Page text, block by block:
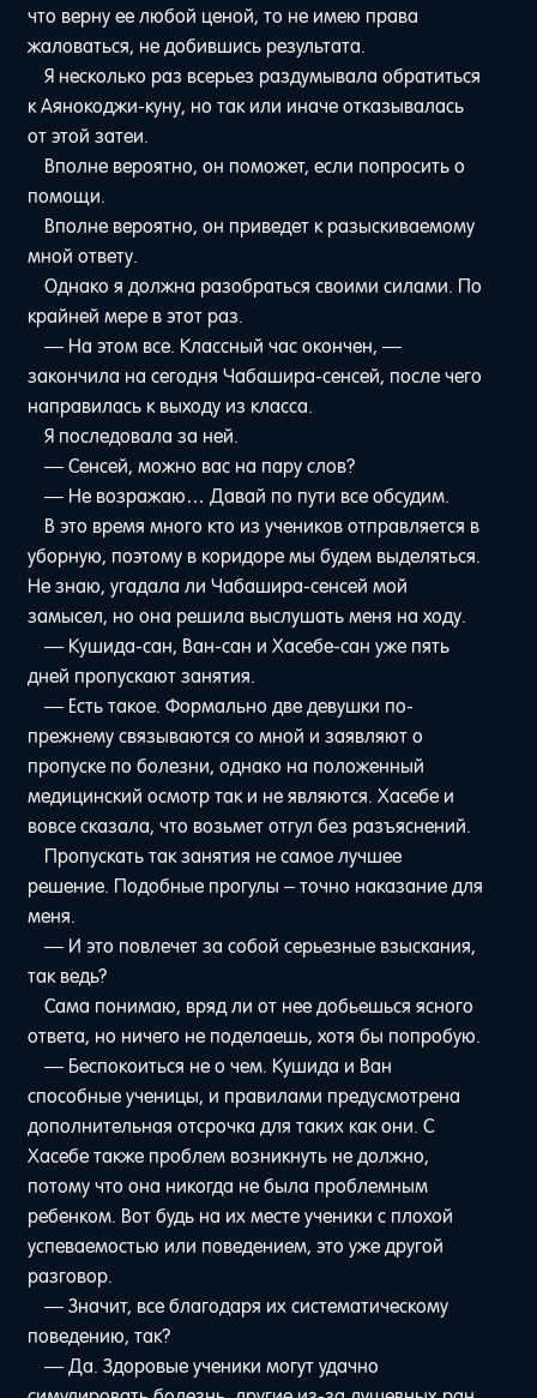
что верну ее любой ценой, то не имею права
жаловаться, не добившись результата.
Я несколько раз всерьез раздумывала обратиться
к Аянокоджи-куну, но так или иначе отказывалась
от этой затеи.
Вполне вероятно, он поможет, если попросить о
помощи.
Вполне вероятно, он приведет к разыскиваемому
мной ответу.
Однако я должна разобраться своими силами. По
крайней мере в этот раз.
— На этом все. Классный час окончен, —
закончила на сегодня Чабашира-сенсей, после чего
направилась к выходу из класса.
Я последовала за ней.
— Сенсей, можно вас на пару слов?
— Не возражаю… Давай по пути все обсудим.
В это время много кто из учеников отправляется в
уборную, поэтому в коридоре мы будем выделяться.
Не знаю, угадала ли Чабашира-сенсей мой
замысел, но она решила выслушать меня на ходу.
— Кушида-сан, Ван-сан и Хасебе-сан уже пять
дней пропускают занятия.
— Есть такое. Формально две девушки по-
прежнему связываются со мной и заявляют о
пропуске по болезни, однако на положенный
медицинский осмотр так и не являются. Хасебе и
вовсе сказала, что возьмет отгул без разъяснений.
Пропускать так занятия не самое лучшее
решение. Подобные прогулы – точно наказание для
меня.
— И это повлечет за собой серьезные взыскания,
так ведь?
Сама понимаю, вряд ли от нее добьешься ясного
ответа, но ничего не поделаешь, хотя бы попробую.
— Беспокоиться не о чем. Кушида и Ван
способные ученицы, и правилами предусмотрена
дополнительная отсрочка для таких как они. С
Хасебе также проблем возникнуть не должно,
потому что она никогда не была проблемным
ребенком. Вот будь на их месте ученики с плохой
успеваемостью или поведением, это уже другой
разговор.
— Значит, все благодаря их систематическому
поведению, так?
— Да. Здоровые ученики могут удачно